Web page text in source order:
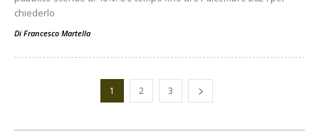
chiederlo
Di Francesco Martella
1 2 3